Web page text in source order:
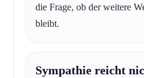
die Frage, ob der weitere
bleibt.
Sympathie reicht